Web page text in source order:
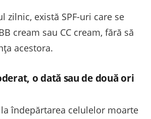
zilnic, există SPF-uri care se
cream sau CC cream, fără să
acestora.
o dată sau de două ori
îndepărtarea celulelor moarte